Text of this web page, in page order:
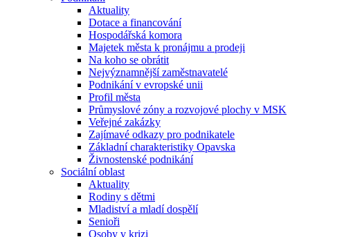
Aktuality
Dotace a financování
Hospodářská komora
Majetek města k pronájmu a prodeji
Na koho se obrátit
Nejvýznamnější zaměstnavatelé
Podnikání v evropské unii
Profil města
Průmyslové zóny a rozvojové plochy v MSK
Veřejné zakázky
Zajímavé odkazy pro podnikatele
Základní charakteristiky Opavska
Živnostenské podnikání
Sociální oblast
Aktuality
Rodiny s dětmi
Mladiství a mladí dospělí
Senioři
Osoby v krizi